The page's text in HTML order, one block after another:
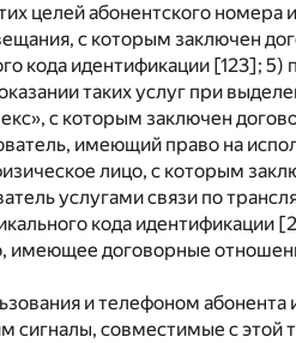
целей абонентского номера
с которым заключен
кода идентификации [123]; 5)
таких услуг при
с которым заключен
имеющий право на
лицо, с которым
услугами связи по
кода идентификации
имеющее договорные
и телефоном абонента
сигналы, совместимые с этой